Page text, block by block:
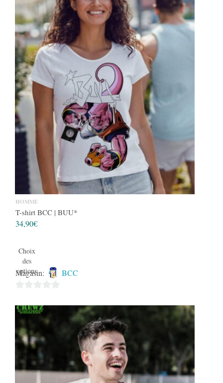
HOMME
T-shirt BCC | BUU*
34,90€
Choix
des
options
Magasin: BCC
sur